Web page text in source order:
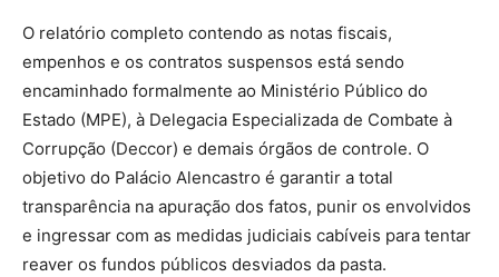
O relatório completo contendo as notas fiscais,
empenhos e os contratos suspensos está sendo
encaminhado formalmente ao Ministério Público do
Estado (MPE), à Delegacia Especializada de Combate à
Corrupção (Deccor) e demais órgãos de controle. O
objetivo do Palácio Alencastro é garantir a total
transparência na apuração dos fatos, punir os envolvidos
e ingressar com as medidas judiciais cabíveis para tentar
reaver os fundos públicos desviados da pasta.